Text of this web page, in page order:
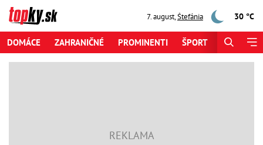
7. august,Štefánia 30 °C
DOMÁCE ZAHRANIČNÉ PROMINENTI ŠPORT